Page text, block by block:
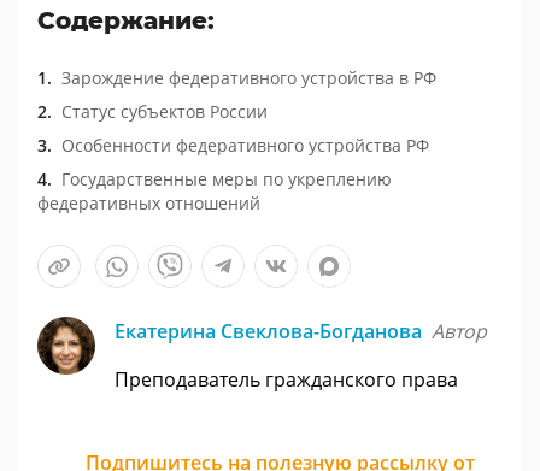
Содержание:
Зарождение федеративного устройства в РФ
Статус субъектов России
Особенности федеративного устройства РФ
Государственные меры по укреплению
федеративных отношений
Екатерина Свеклова-Богданова Автор
Преподаватель гражданского права
Подпишитесь на полезную рассылку от